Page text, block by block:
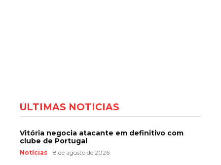
ÚLTIMAS NOTÍCIAS
Vitória negocia atacante em definitivo com
clube de Portugal
Notícias 8 de agosto de 2026